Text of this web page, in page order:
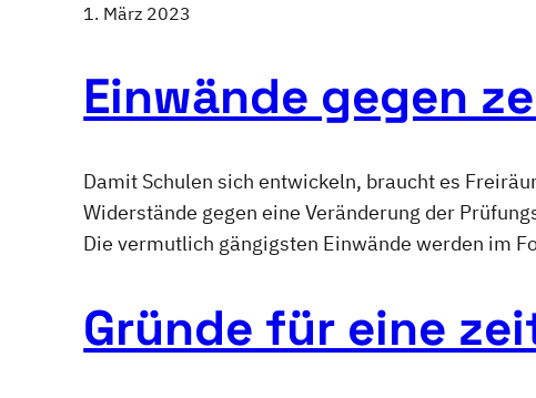
1. März 2023
Einwände gegen
Damit Schulen sich entwickeln, braucht es
Widerstände gegen eine Veränderung der
Die vermutlich gängigsten Einwände werden im
Gründe für eine